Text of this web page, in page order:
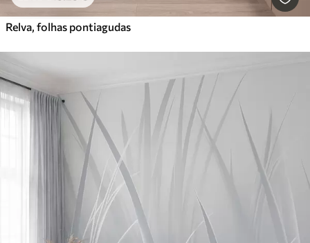
Relva, folhas pontiagudas